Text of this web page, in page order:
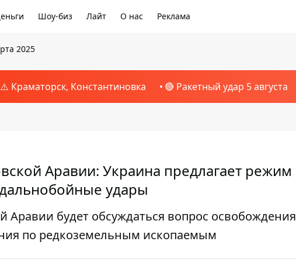
Шоу-биз Лайт О нас Реклама
2025
⚠️ Краматорск, Константиновка 🔴 Ракетный удар 5 августа
Аравии: Украина предлагает режим
удары
Аравии будет обсуждаться вопрос освобождения
по редкоземельным ископаемым